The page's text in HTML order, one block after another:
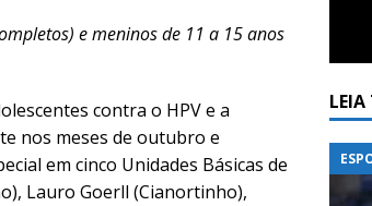
e meninos de 11 a 15 anos
contra o HPV e a
nos meses de outubro e
em cinco Unidades Básicas de
Lauro Goerll (Cianortinho),